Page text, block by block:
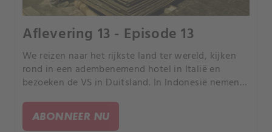
Aflevering 13 - Episode 13
We reizen naar het rijkste land ter wereld, kijken
rond in een adembenemend hotel in Italië en
bezoeken de VS in Duitsland. In Indonesië nemen
en we ontdekken een onbekende wereld onder
Moskou.
ABONNEER NU